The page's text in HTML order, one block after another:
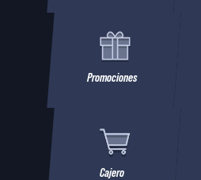
Promociones
Cajero